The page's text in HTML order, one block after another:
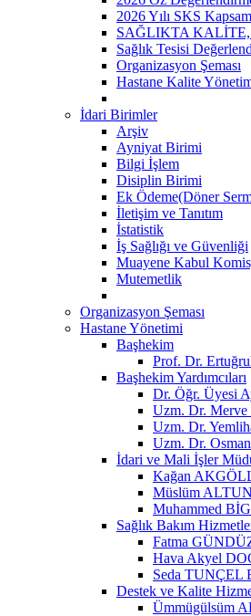
2026 Yılı SKS
SAĞLIKTA
Sağlık Tesisi
Organizasyon Şeması
Hastane Kalite
İdari Birimler
Arşiv
Ayniyat Birimi
Bilgi İşlem
Disiplin Birimi
Ek Ödeme(Döner
İletişim ve Tanıtım
İstatistik
İş Sağlığı ve Güvenliği
Muayene Kabul
Mutemetlik
Organizasyon Şeması
Hastane Yönetimi
Başhekim
Prof. Dr.
Başhekim Yardımcıları
Dr. Öğr. Üyesi
Uzm. Dr.
Uzm. Dr.
Uzm. Dr.
İdari ve Mali İşler
Kağan
Müslüm ALTUN
Muhammed
Sağlık Bakım
Fatma
Hava Akyel
Seda TUNÇEL
Destek ve Kalite
Ümmügülsüm